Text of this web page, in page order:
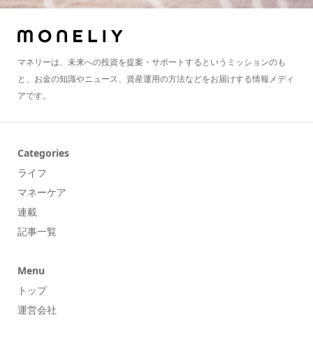
マネリーは、未来への投資を提案・サポートするというミッションのも
と、お金の知識やニュース、資産運用の方法などをお届けする情報メディ
アです。
Categories
ライフ
マネーケア
連載
記事一覧
Menu
トップ
運営会社